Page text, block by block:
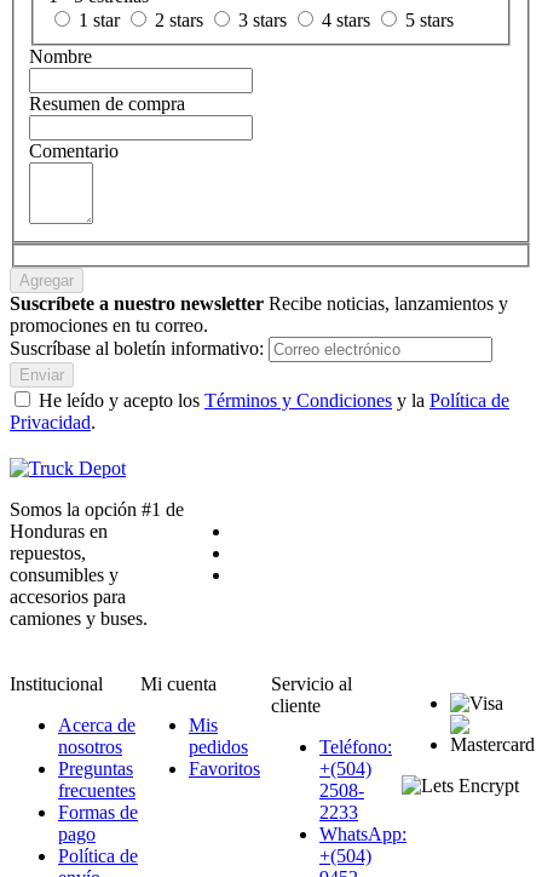
1 star
2 stars 3 stars 4 stars
5 stars
Nombre
Resumen de compra
Comentario
Agregar
Suscríbete a nuestro newsletter Recibe noticias, lanzamientos y
promociones en tu correo.
Suscríbase al boletín informativo:
Enviar
He leído y acepto los Términos y Condiciones y la Política de
Privacidad.
Somos la opción #1 de
Honduras en
repuestos,
consumibles y
accesorios para
camiones y buses.
Institucional
Acerca de
nosotros
Preguntas
frecuentes
Formas de
pago
Política de
Mi cuenta
Mis
pedidos
Favoritos
Servicio al
cliente
Teléfono:
+(504)
2508-
2233
WhatsApp:
+(504)